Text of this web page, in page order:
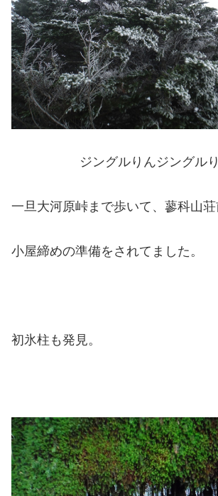
ジングルりんジングル
一旦大河原峠まで歩いて、蓼科山荘
小屋締めの準備をされてました。
初氷柱も発見。